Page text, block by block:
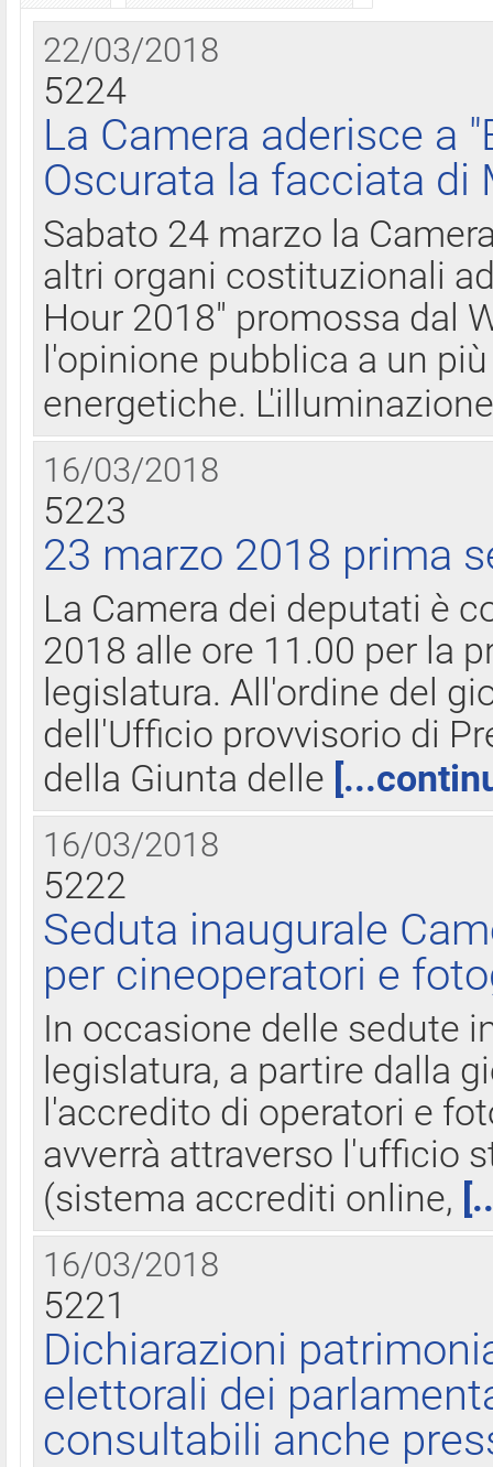
22/03/2018
5224
La Camera aderisce a
Oscurata la facciata di
Sabato 24 marzo la
altri organi costituzionali
Hour 2018" promossa dal
l'opinione pubblica a un
energetiche.
16/03/2018
5223
23 marzo 2018 prima
La Camera dei deputati è
2018 alle ore 11.00 per la
legislatura. All'ordine del
dell'Ufficio provvisorio di
della Giunta delle
16/03/2018
5222
Seduta inaugurale
per cineoperatori e
In occasione delle sedute
legislatura, a partire dalla
l'accredito di operatori e
avverrà attraverso l'ufficio
(sistema accrediti online,
16/03/2018
5221
Dichiarazioni
elettorali dei
consultabili anche